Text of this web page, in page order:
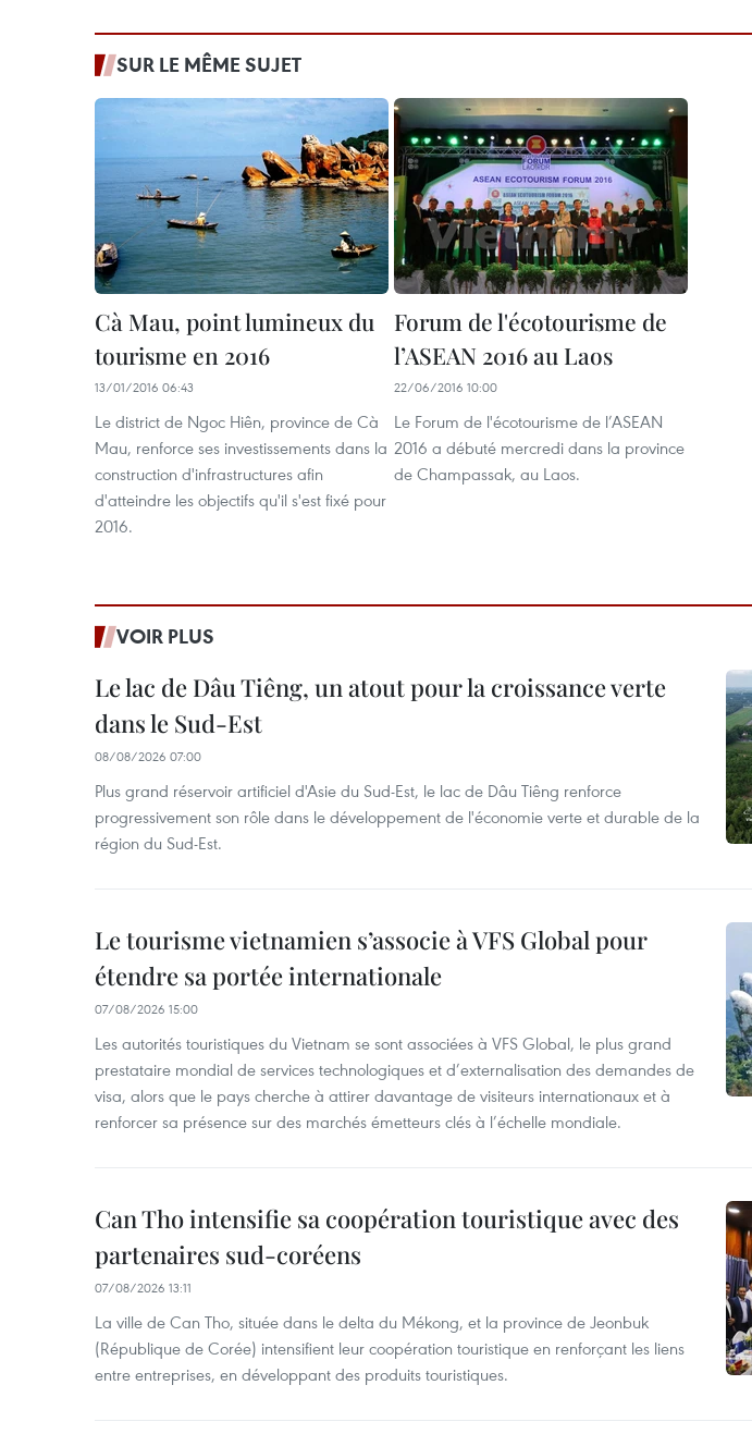
SUR LE MÊME SUJET
Cà Mau, point lumineux du
tourisme en 2016
13/01/2016 06:43
Le district de Ngoc Hiên, province de Cà
Mau, renforce ses investissements dans la
construction d'infrastructures afin
d'atteindre les objectifs qu'il s'est fixé pour
2016.
Forum de l'écotourisme de
l’ASEAN 2016 au Laos
22/06/2016 10:00
Le Forum de l'écotourisme de l’ASEAN
2016 a débuté mercredi dans la province
de Champassak, au Laos.
VOIR PLUS
Le lac de Dâu Tiêng, un atout pour la croissance verte
dans le Sud-Est
08/08/2026 07:00
Plus grand réservoir artificiel d'Asie du Sud-Est, le lac de Dâu Tiêng renforce
progressivement son rôle dans le développement de l'économie verte et durable de la
région du Sud-Est.
Le tourisme vietnamien s’associe à VFS Global pour
étendre sa portée internationale
07/08/2026 15:00
Les autorités touristiques du Vietnam se sont associées à VFS Global, le plus grand
prestataire mondial de services technologiques et d’externalisation des demandes de
visa, alors que le pays cherche à attirer davantage de visiteurs internationaux et à
renforcer sa présence sur des marchés émetteurs clés à l’échelle mondiale.
Can Tho intensifie sa coopération touristique avec des
partenaires sud-coréens
07/08/2026 13:11
La ville de Can Tho, située dans le delta du Mékong, et la province de Jeonbuk
(République de Corée) intensifient leur coopération touristique en renforçant les liens
entre entreprises, en développant des produits touristiques.